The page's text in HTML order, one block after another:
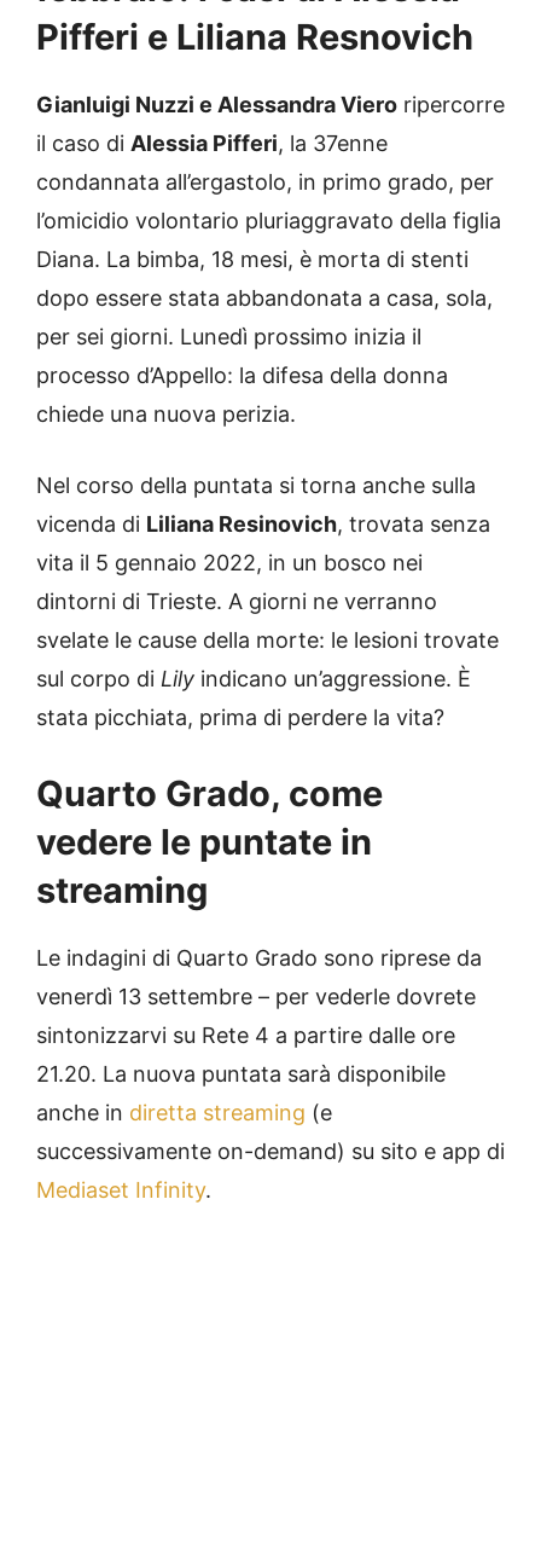
Pifferi e Liliana Resnovich
Gianluigi Nuzzi e Alessandra Viero ripercorre
il caso di Alessia Pifferi, la 37enne
condannata all’ergastolo, in primo grado, per
l’omicidio volontario pluriaggravato della figlia
Diana. La bimba, 18 mesi, è morta di stenti
dopo essere stata abbandonata a casa, sola,
per sei giorni. Lunedì prossimo inizia il
processo d’Appello: la difesa della donna
chiede una nuova perizia.
Nel corso della puntata si torna anche sulla
vicenda di Liliana Resinovich, trovata senza
vita il 5 gennaio 2022, in un bosco nei
dintorni di Trieste. A giorni ne verranno
svelate le cause della morte: le lesioni trovate
sul corpo di Lily indicano un’aggressione. È
stata picchiata, prima di perdere la vita?
Quarto Grado, come
vedere le puntate in
streaming
Le indagini di Quarto Grado sono riprese da
venerdì 13 settembre – per vederle dovrete
sintonizzarvi su Rete 4 a partire dalle ore
21.20. La nuova puntata sarà disponibile
anche in diretta streaming (e
successivamente on-demand) su sito e app di
Mediaset Infinity.